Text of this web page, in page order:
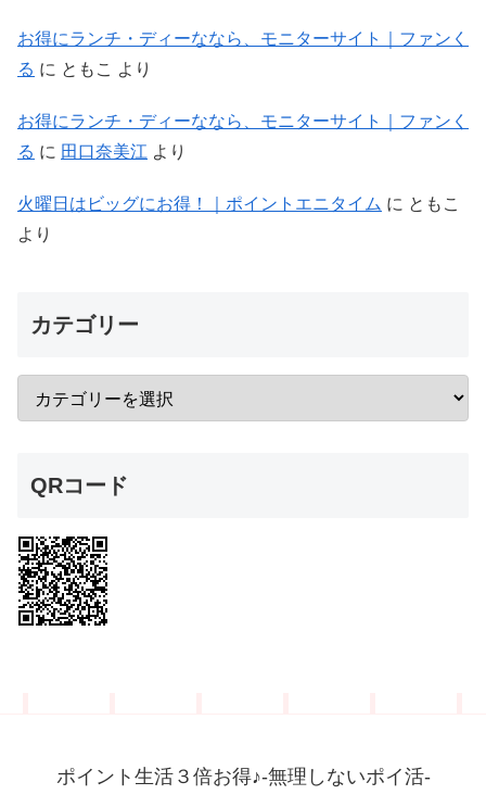
お得にランチ・ディーななら、モニターサイト｜ファンく
る に ともこ より
お得にランチ・ディーななら、モニターサイト｜ファンく
る に 田口奈美江 より
火曜日はビッグにお得！｜ポイントエニタイム に ともこ
より
カテゴリー
QRコード
ポイント生活３倍お得♪-無理しないポイ活-